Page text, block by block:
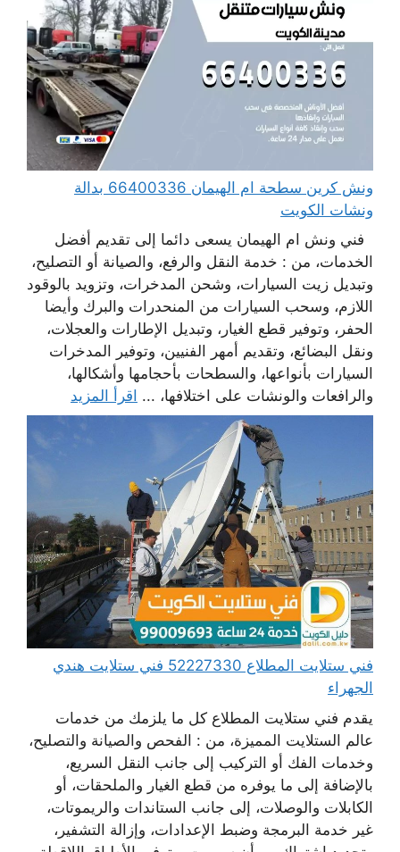
ونش كرين سطحة ام الهيمان 66400336 بدالة
ونشات الكويت
فني ونش ام الهيمان يسعى دائما إلى تقديم أفضل
الخدمات، من : خدمة النقل والرفع، والصيانة أو التصليح،
وتبديل زيت السيارات، وشحن المدخرات، وتزويد بالوقود
اللازم، وسحب السيارات من المنحدرات والبرك وأيضا
الحفر، وتوفير قطع الغيار، وتبديل الإطارات والعجلات،
ونقل البضائع، وتقديم أمهر الفنيين، وتوفير المدخرات
السيارات بأنواعها، والسطحات بأحجامها وأشكالها،
والرافعات والونشات على اختلافها، ... اقرأ المزيد
فني ستلايت المطلاع 52227330 فني ستلايت هندي
الجهراء
يقدم فني ستلايت المطلاع كل ما يلزمك من خدمات
عالم الستلايت المميزة، من : الفحص والصيانة والتصليح،
وخدمات الفك أو التركيب إلى جانب النقل السريع،
بالإضافة إلى ما يوفره من قطع الغيار والملحقات، أو
الكابلات والوصلات، إلى جانب الستاندات والريموتات،
غير خدمة البرمجة وضبط الإعدادات، وإزالة التشفير،